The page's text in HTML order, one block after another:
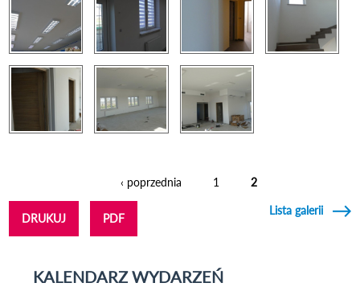
Strony
‹ poprzednia 1 2
DRUKUJ PDF
Lista galerii
KALENDARZ WYDARZEŃ